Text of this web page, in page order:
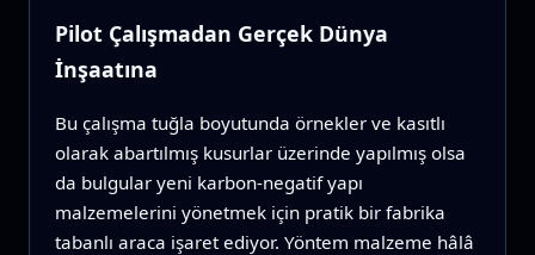
Pilot Çalışmadan Gerçek Dünya
İnşaatına
Bu çalışma tuğla boyutunda örnekler ve kasıtlı
olarak abartılmış kusurlar üzerinde yapılmış olsa
da bulgular yeni karbon-negatif yapı
malzemelerini yönetmek için pratik bir fabrika
tabanlı araca işaret ediyor. Yöntem malzeme hâlâ